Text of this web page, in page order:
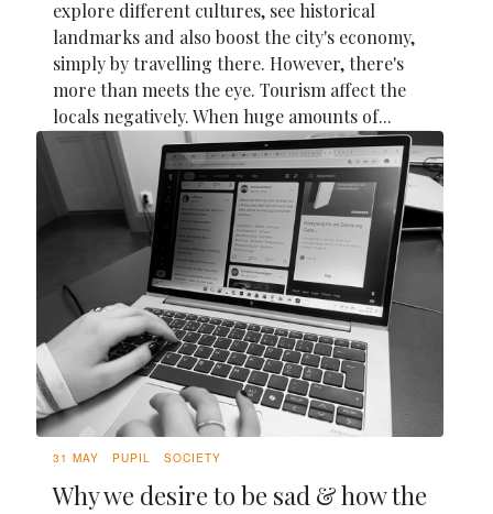
explore different cultures, see historical
landmarks and also boost the city's economy,
simply by travelling there. However, there's
more than meets the eye. Tourism affect the
locals negatively. When huge amounts of...
31 MAY PUPIL SOCIETY
Why we desire to be sad & how the